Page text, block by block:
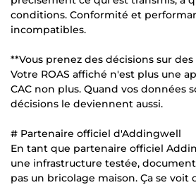
conditions. Conformité et
incompatibles.
**Vous prenez des décisions sur
Votre ROAS affiché n'est plus une
CAC non plus. Quand vos données
décisions le deviennent aussi.
# Partenaire officiel d'Addingwell
En tant que partenaire officiel
une infrastructure testée,
pas un bricolage maison. Ça se voit